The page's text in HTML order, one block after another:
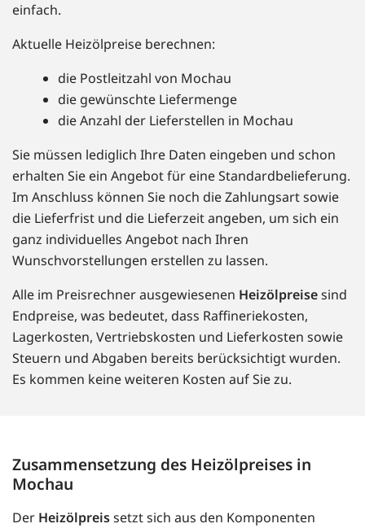
einfach.
Aktuelle Heizölpreise berechnen:
die Postleitzahl von Mochau
die gewünschte Liefermenge
die Anzahl der Lieferstellen in Mochau
Sie müssen lediglich Ihre Daten eingeben und schon
erhalten Sie ein Angebot für eine Standardbelieferung.
Im Anschluss können Sie noch die Zahlungsart sowie
die Lieferfrist und die Lieferzeit angeben, um sich ein
ganz individuelles Angebot nach Ihren
Wunschvorstellungen erstellen zu lassen.
Alle im Preisrechner ausgewiesenen Heizölpreisesind
Endpreise, was bedeutet, dass Raffineriekosten,
Lagerkosten, Vertriebskosten und Lieferkosten sowie
Steuern und Abgaben bereits berücksichtigt wurden.
Es kommen keine weiteren Kosten auf Sie zu.
Zusammensetzung des Heizölpreises in
Mochau
Der Heizölpreissetzt sich aus den Komponenten